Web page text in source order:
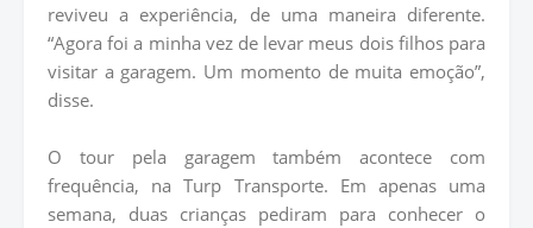
reviveu a experiência, de uma maneira diferente.
“Agora foi a minha vez de levar meus dois filhos para
visitar a garagem. Um momento de muita emoção”,
disse.
O tour pela garagem também acontece com
frequência, na Turp Transporte. Em apenas uma
semana, duas crianças pediram para conhecer o